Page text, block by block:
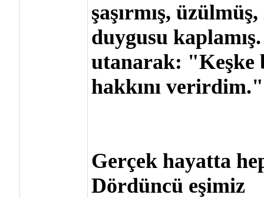
şaşırmış,
duygusu
utanarak: "Keşke
hakkını
Gerçek hayatta
Dördüncü eşimiz